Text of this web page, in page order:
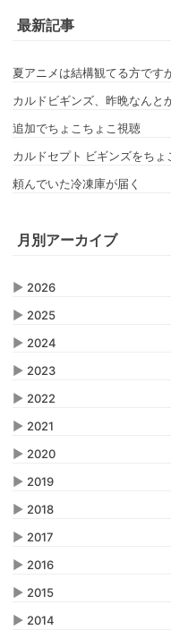
最新記事
夏アニメは結構観てる方です
カルドビギンズ、昨晩なんと
追加でちょこちょこ視聴
カルドセプト ビギンズをちょ
頼んでいた冷凍庫が届く
月別アーカイブ
▶ 2026
▶ 2025
▶ 2024
▶ 2023
▶ 2022
▶ 2021
▶ 2020
▶ 2019
▶ 2018
▶ 2017
▶ 2016
▶ 2015
▶ 2014